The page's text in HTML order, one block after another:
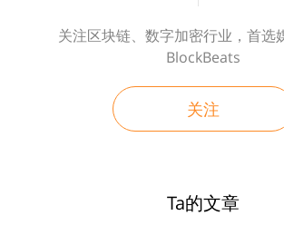
关注区块链、数字加密行业，首
BlockBeats
关注
Ta的文章